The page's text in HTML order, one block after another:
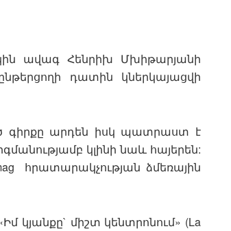
ավագ Հենրիխ Մխիթարյանի
դատին կներկայացվի
գիրքը արդեն իսկ պատրաստ է
կլինի նաև հայերեն:
հրատարակչության ձմեռային
կյանքը` միշտ կենտրոնում» (La